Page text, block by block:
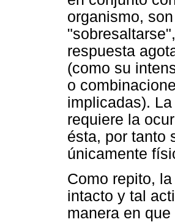
organismo,
respuesta
(como su
o
implicadas).
requiere la
ésta, por tanto
únicamente
Como repito,
intacto y tal
manera en